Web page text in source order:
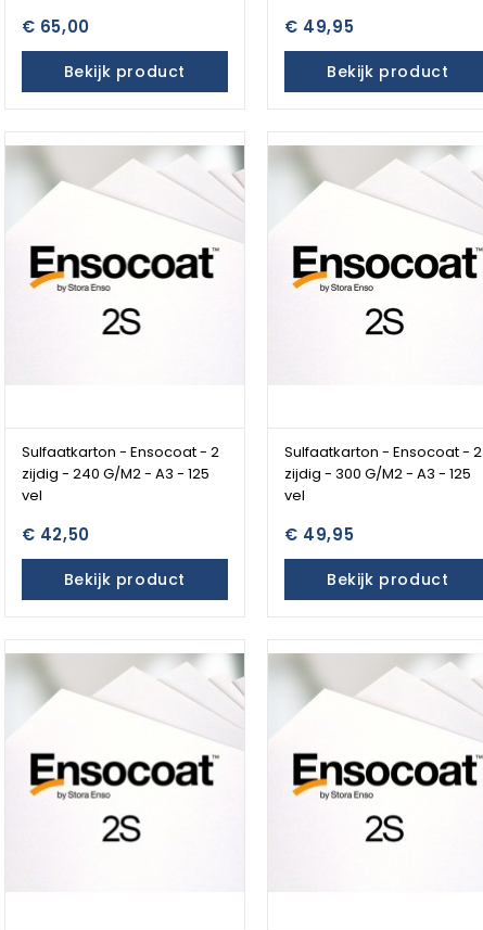
€ 65,00
Bekijk product
€ 49,95
Bekijk product
Sulfaatkarton - Ensocoat - 2
zijdig - 240 G/M2 - A3 - 125
vel
€ 42,50
Bekijk product
Sulfaatkarton - Ensocoat - 2
zijdig - 300 G/M2 - A3 - 125
vel
€ 49,95
Bekijk product